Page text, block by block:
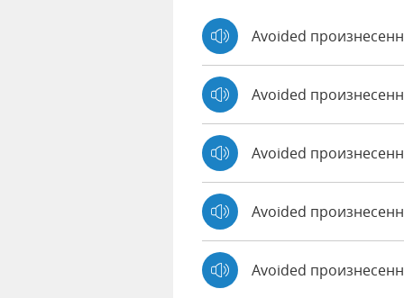
Avoided
Avoided
Avoided
Avoided
Avoided